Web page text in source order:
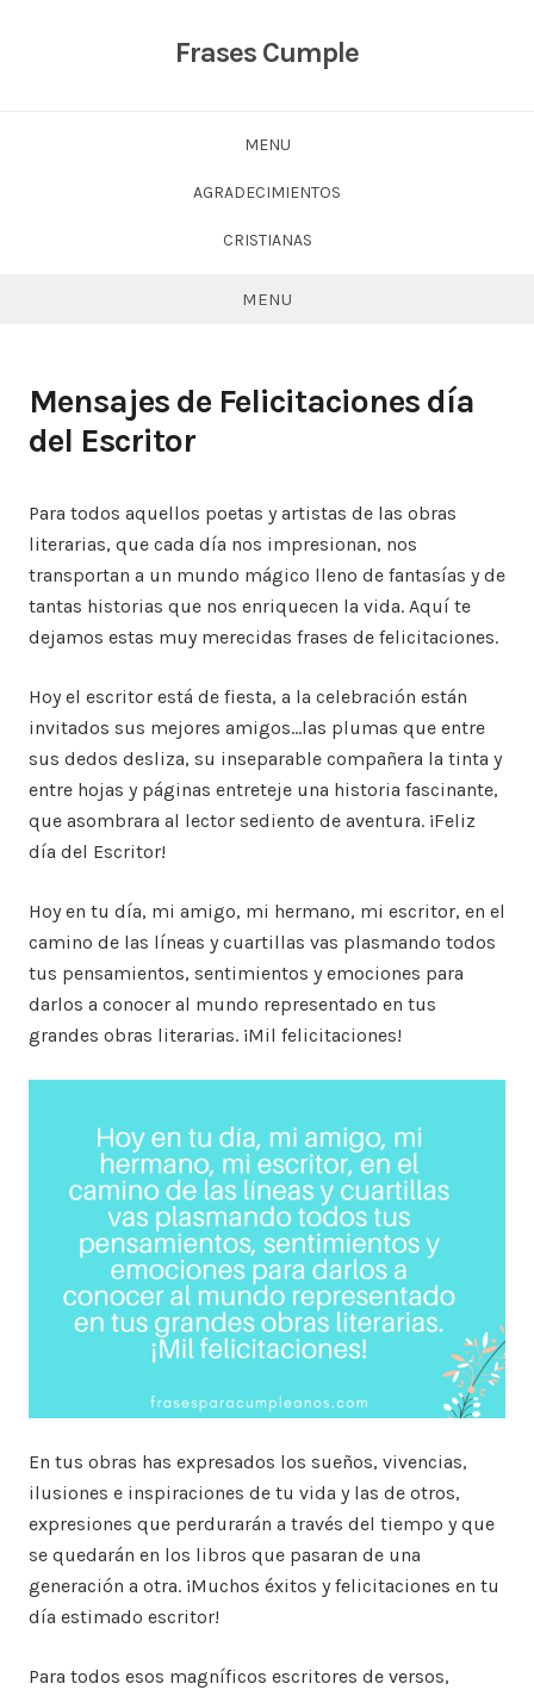
Frases Cumple
MENU
AGRADECIMIENTOS
CRISTIANAS
MENU
Mensajes de Felicitaciones día
del Escritor
Para todos aquellos poetas y artistas de las obras
literarias, que cada día nos impresionan, nos
transportan a un mundo mágico lleno de fantasías y de
tantas historias que nos enriquecen la vida. Aquí te
dejamos estas muy merecidas frases de felicitaciones.
Hoy el escritor está de fiesta, a la celebración están
invitados sus mejores amigos…las plumas que entre
sus dedos desliza, su inseparable compañera la tinta y
entre hojas y páginas entreteje una historia fascinante,
que asombrara al lector sediento de aventura. ¡Feliz
día del Escritor!
Hoy en tu día, mi amigo, mi hermano, mi escritor, en el
camino de las líneas y cuartillas vas plasmando todos
tus pensamientos, sentimientos y emociones para
darlos a conocer al mundo representado en tus
grandes obras literarias. ¡Mil felicitaciones!
En tus obras has expresados los sueños, vivencias,
ilusiones e inspiraciones de tu vida y las de otros,
expresiones que perdurarán a través del tiempo y que
se quedarán en los libros que pasaran de una
generación a otra. ¡Muchos éxitos y felicitaciones en tu
día estimado escritor!
Para todos esos magníficos escritores de versos,